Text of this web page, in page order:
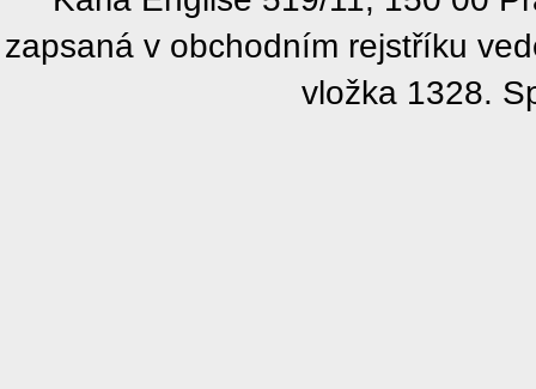
zapsaná v obchodním rejstříku
vložka 1328.